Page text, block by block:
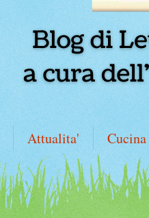
Attualita' Cucina